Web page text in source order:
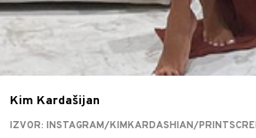
Kim Kardašijan
IZVOR: INSTAGRAM/KIMKARDASHIAN/